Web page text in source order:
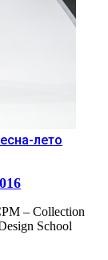
лето
– Collection
School